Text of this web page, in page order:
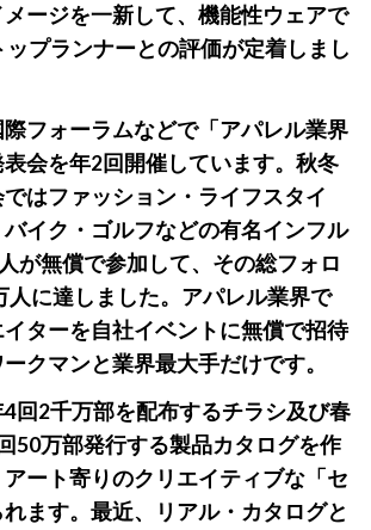
ージを一新して、機能性ウェアで
プランナーとの評価が定着しまし
フォーラムなどで「アパレル業界
会を年2回開催しています。秋冬
はファッション・ライフスタイ
イク・ゴルフなどの有名インフル
が無償で参加して、その総フォロ
人に達しました。アパレル業界で
イターを自社イベントに無償で招待
クマンと業界最大手だけです。
回2千万部を配布するチラシ及び春
50万部発行する製品カタログを作
ート寄りのクリエイティブな「セ
ます。最近、リアル・カタログと